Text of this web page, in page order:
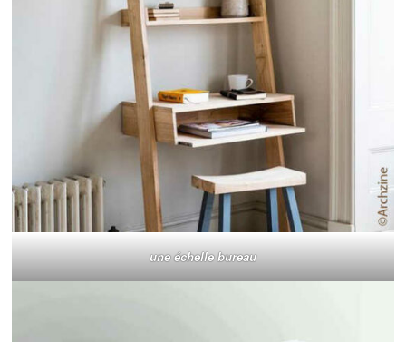
une échelle bureau